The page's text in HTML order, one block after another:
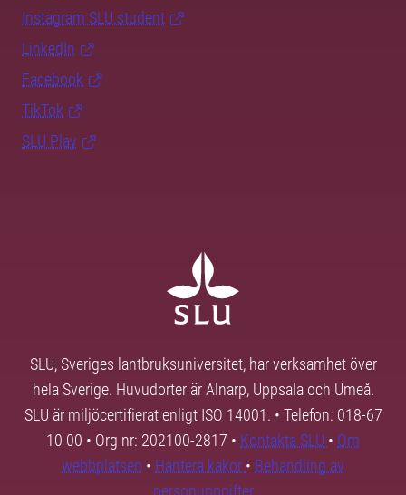
Instagram SLU.student
LinkedIn
Facebook
TikTok
SLU Play
SLU, Sveriges lantbruksuniversitet, har verksamhet över
hela Sverige. Huvudorter är Alnarp, Uppsala och Umeå.
SLU är miljöcertifierat enligt ISO 14001. • Telefon: 018-67
10 00 • Org nr: 202100-2817 • Kontakta SLU • Om
webbplatsen • Hantera kakor • Behandling av
personuppgifter